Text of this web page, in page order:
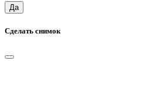
Да
Сделать снимок